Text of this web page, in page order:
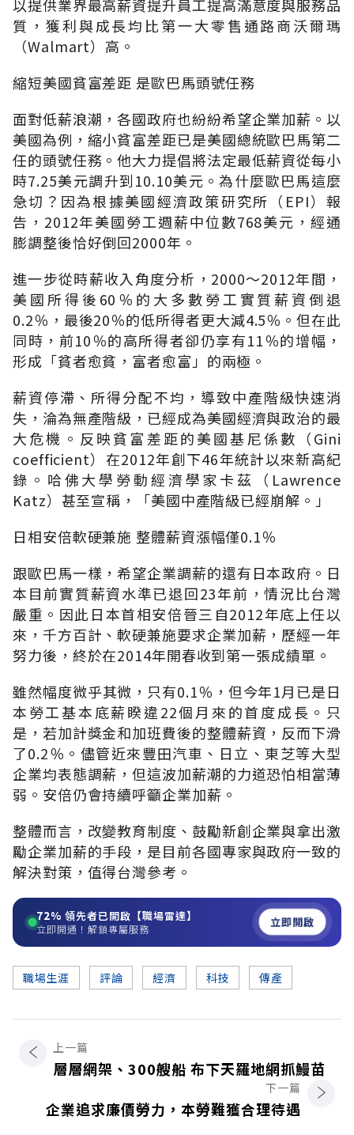
以提供業界最高薪資提升員工提高滿意度與服務品
質，獲利與成長均比第一大零售通路商沃爾瑪
（Walmart）高。
縮短美國貧富差距 是歐巴馬頭號任務
面對低薪浪潮，各國政府也紛紛希望企業加薪。以
美國為例，縮小貧富差距已是美國總統歐巴馬第二
任的頭號任務。他大力提倡將法定最低薪資從每小
時7.25美元調升到10.10美元。為什麼歐巴馬這麼
急切？因為根據美國經濟政策研究所（EPI）報
告，2012年美國勞工週薪中位數768美元，經通
膨調整後恰好倒回2000年。
進一步從時薪收入角度分析，2000～2012年間，
美國所得後60％的大多數勞工實質薪資倒退
0.2％，最後20％的低所得者更大減4.5％。但在此
同時，前10％的高所得者卻仍享有11％的增幅，
形成「貧者愈貧，富者愈富」的兩極。
薪資停滯、所得分配不均，導致中產階級快速消
失，淪為無產階級，已經成為美國經濟與政治的最
大危機。反映貧富差距的美國基尼係數（Gini
coefficient）在2012年創下46年統計以來新高紀
錄。哈佛大學勞動經濟學家卡茲（Lawrence
Katz）甚至宣稱，「美國中產階級已經崩解。」
日相安倍軟硬兼施 整體薪資漲幅僅0.1％
跟歐巴馬一樣，希望企業調薪的還有日本政府。日
本目前實質薪資水準已退回23年前，情況比台灣
嚴重。因此日本首相安倍晉三自2012年底上任以
來，千方百計、軟硬兼施要求企業加薪，歷經一年
努力後，終於在2014年開春收到第一張成績單。
雖然幅度微乎其微，只有0.1％，但今年1月已是日
本勞工基本底薪睽違22個月來的首度成長。只
是，若加計獎金和加班費後的整體薪資，反而下滑
了0.2％。儘管近來豐田汽車、日立、東芝等大型
企業均表態調薪，但這波加薪潮的力道恐怕相當薄
弱。安倍仍會持續呼籲企業加薪。
整體而言，改變教育制度、鼓勵新創企業與拿出激
勵企業加薪的手段，是目前各國專家與政府一致的
解決對策，值得台灣參考。
72% 領先者已開啟【職場雷達】
立即開通！解鎖專屬服務 立即開啟
職場生涯 評論 經濟 科技 傳產
上一篇
層層網架、300艘船 布下天羅地網抓鰻苗
下一篇
企業追求廉價勞力，本勞難獲合理待遇